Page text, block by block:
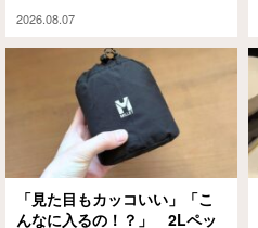
2026.08.07
「見た目もカッコいい」「こ
んなに入るの！？」 2Lペッ